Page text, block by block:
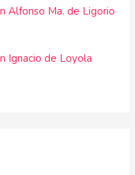
Alfonso Ma. de Ligorio
Ignacio de Loyola